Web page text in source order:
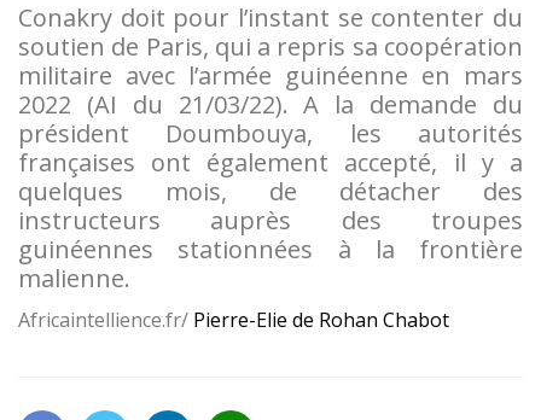
Conakry doit pour l’instant se contenter du
soutien de Paris, qui a repris sa coopération
militaire avec l’armée guinéenne en mars
2022 (AI du 21/03/22). A la demande du
président Doumbouya, les autorités
françaises ont également accepté, il y a
quelques mois, de détacher des
instructeurs auprès des troupes
guinéennes stationnées à la frontière
malienne.
Africaintellience.fr/ Pierre-Elie de Rohan Chabot